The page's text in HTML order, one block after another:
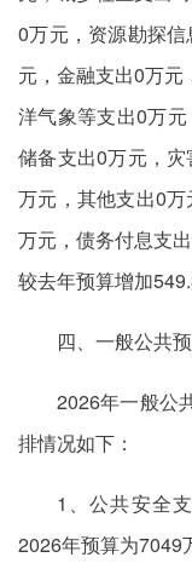
0万元，资源勘探
元，金融支出0万
洋气象等支出0万
储备支出0万元，
万元，其他支出0
万元，债务付息支
较去年预算增加
四、一般公共
2026年一般公
排情况如下：
1、公共安全
2026年预算为7049